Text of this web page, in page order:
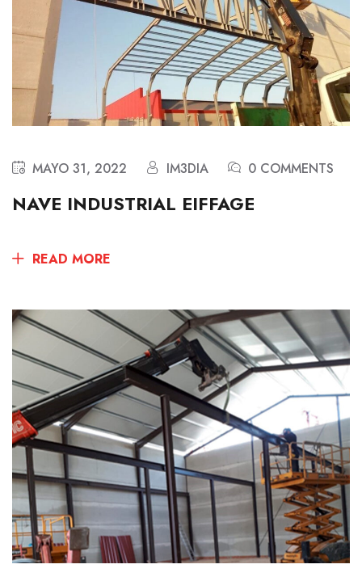
MAYO 31, 2022 IM3DIA 0 COMMENTS
NAVE INDUSTRIAL EIFFAGE
READ MORE